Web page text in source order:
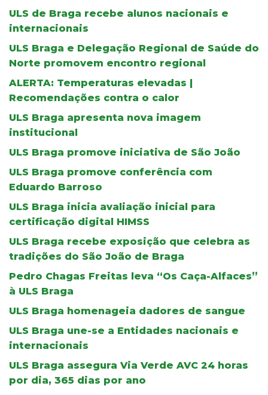
ULS de Braga recebe alunos nacionais e
internacionais
ULS Braga e Delegação Regional de Saúde do
Norte promovem encontro regional
ALERTA: Temperaturas elevadas |
Recomendações contra o calor
ULS Braga apresenta nova imagem
institucional
ULS Braga promove iniciativa de São João
ULS Braga promove conferência com
Eduardo Barroso
ULS Braga inicia avaliação inicial para
certificação digital HIMSS
ULS Braga recebe exposição que celebra as
tradições do São João de Braga
Pedro Chagas Freitas leva “Os Caça-Alfaces”
à ULS Braga
ULS Braga homenageia dadores de sangue
ULS Braga une-se a Entidades nacionais e
internacionais
ULS Braga assegura Via Verde AVC 24 horas
por dia, 365 dias por ano